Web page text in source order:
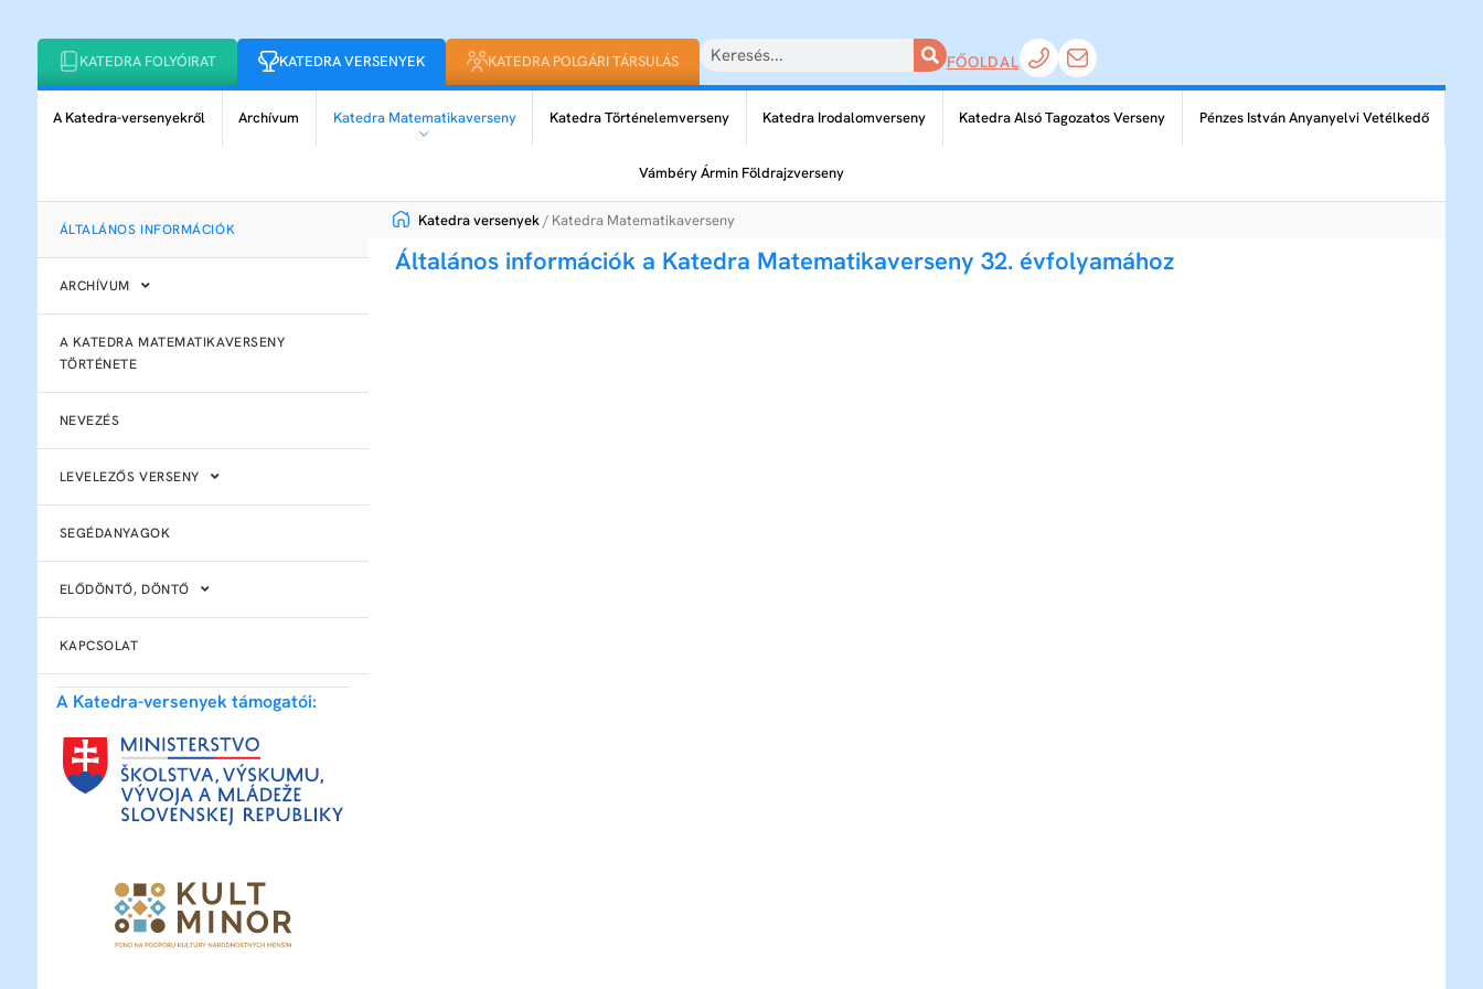
KATEDRA FOLYÓIRAT KATEDRA VERSENYEK KATEDRA POLGÁRI TÁRSULÁS FŐOLDAL
A Katedra-versenyekről Archívum Katedra Matematikaverseny Katedra Történelemverseny Katedra Irodalomverseny Katedra Alsó Tagozatos Verseny Pénzes István Anyanyelvi Vetélkedő
Vámbéry Ármin Földrajzverseny
ÁLTALÁNOS INFORMÁCIÓK
ARCHÍVUM
A KATEDRA MATEMATIKAVERSENY
TÖRTÉNETE
NEVEZÉS
LEVELEZŐS VERSENY
SEGÉDANYAGOK
ELŐDÖNTŐ, DÖNTŐ
KAPCSOLAT
A Katedra-versenyek támogatói:
Katedra versenyek/ Katedra Matematikaverseny
Általános információk a Katedra Matematikaverseny 32. évfolyamához